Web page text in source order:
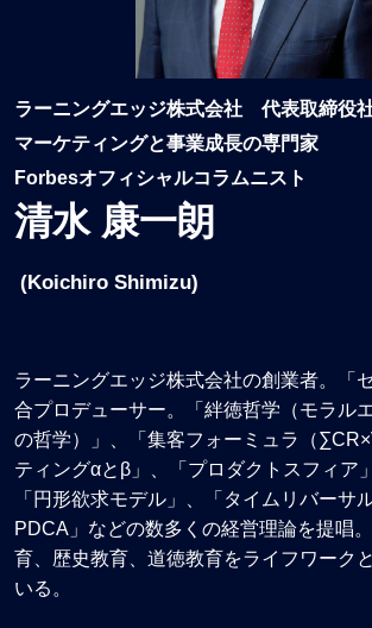
ラーニングエッジ株式会社 代表取締役
マーケティングと事業成長の専門家
Forbesオフィシャルコラムニスト
清水 康一朗
(Koichiro Shimizu)
ラーニングエッジ株式会社の創業者。「
合プロデューサー。「絆徳哲学（モラル
の哲学）」、「集客フォーミュラ（
ティングαとβ」、「プロダクトスフィア
「円形欲求モデル」、「タイムリバーサ
PDCA」などの数多くの経営理論を提唱
育、歴史教育、道徳教育をライフワーク
いる。